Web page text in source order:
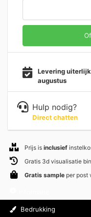
Levering
augustus
Hulp nodig?
Direct chatten
Prijs is inclusief
Gratis 3d visualisatie
Gratis sample per post
Bedrukking